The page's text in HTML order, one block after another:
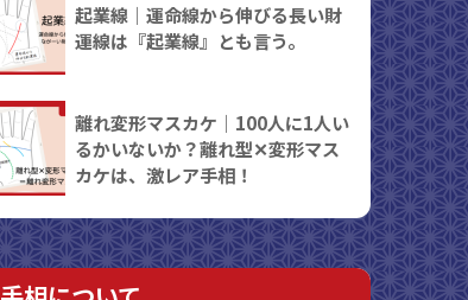
起業線｜運命線から伸びる長い財
運線は『起業線』とも言う。
離れ変形マスカケ｜100人に1人い
るかいないか？離れ型✕変形マス
カケは、激レア手相！